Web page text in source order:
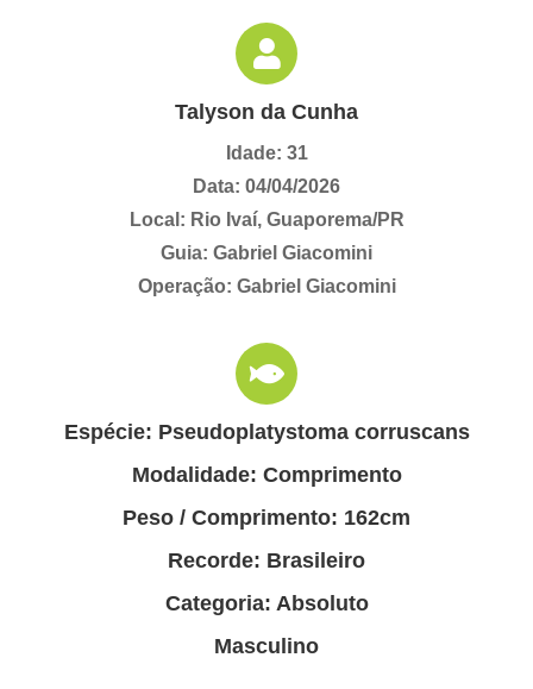
Talyson da Cunha
Idade: 31
Data: 04/04/2026
Local: Rio Ivaí, Guaporema/PR
Guia: Gabriel Giacomini
Operação: Gabriel Giacomini
Espécie: Pseudoplatystoma corruscans
Modalidade: Comprimento
Peso / Comprimento: 162cm
Recorde: Brasileiro
Categoria: Absoluto
Masculino